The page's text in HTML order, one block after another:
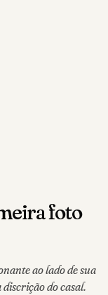
foto
ao lado de sua
do casal.